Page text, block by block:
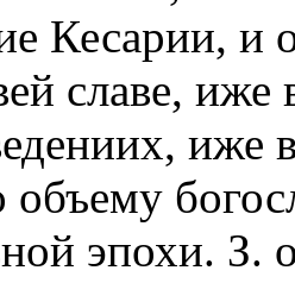
Кесарии, и
славе,
иже
эпохи. З.